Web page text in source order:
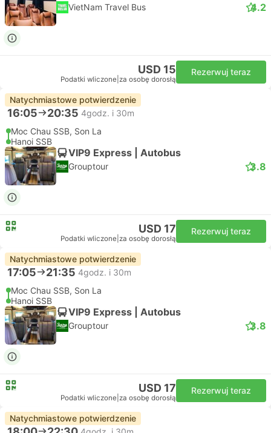
VietNam Travel Bus 4.2
USD 15
Podatki wliczone za osobę dorosłą
Rezerwuj teraz
Natychmiastowe potwierdzenie
16:05 20:35 4godz. i 30m
Moc Chau SSB, Son La
Hanoi SSB
VIP9 Express | Autobus
Grouptour 3.8
USD 17
Podatki wliczone za osobę dorosłą
Rezerwuj teraz
Natychmiastowe potwierdzenie
17:05 21:35 4godz. i 30m
Moc Chau SSB, Son La
Hanoi SSB
VIP9 Express | Autobus
Grouptour 3.8
USD 17
Podatki wliczone za osobę dorosłą
Rezerwuj teraz
Natychmiastowe potwierdzenie